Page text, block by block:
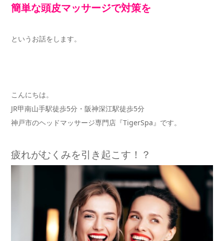
簡単な頭皮マッサージで対策を
というお話をします。
こんにちは。
JR甲南山手駅徒歩5分・阪神深江駅徒歩5分
神戸市のヘッドマッサージ専門店『TigerSpa』です。
疲れがむくみを引き起こす！？